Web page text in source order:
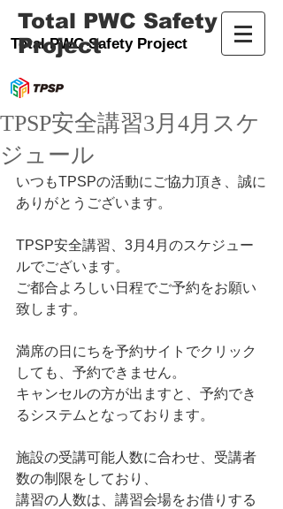
Total PWC Safety Project
Total PWC Safety
Project
TPSP安全講習3月4月スケ
ジュール
いつもTPSPの活動にご協力頂き、誠に
ありがとうございます。
TPSP安全講習、3月4月のスケジュー
ルでございます。
ご都合よろしい日程でご予約をお願い
致します。
満席の日にちを予約サイトでクリック
しても、予約できません。
キャンセルの方が出ますと、予約でき
るシステムとなっております。
施設の受講可能人数に合わせ、受講者
数の制限をしており、
講習の人数は、講習会場をお借りする